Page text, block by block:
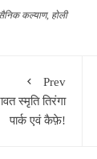
कल्याण, होली
Prev
स्मृति तिरंगा
पार्क एवं कैफ़े!